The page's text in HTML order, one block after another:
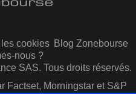
cookies Blog Zonebourse
nous ?
SAS. Tous droits réservés.
Factset, Morningstar et S&P